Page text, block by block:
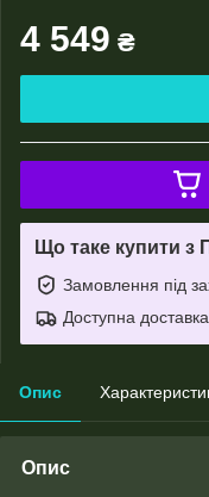
4 549 ₴
Що таке купити з
Замовлення під
Доступна доставка
Опис
Опис